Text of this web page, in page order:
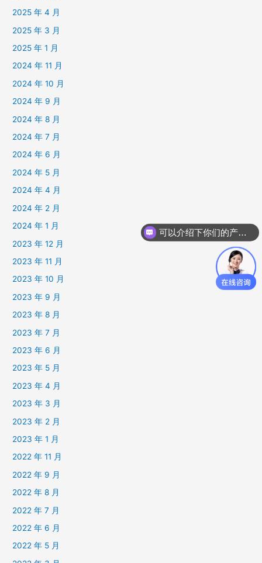
2025 年 4 月
2025 年 3 月
2025 年 1 月
2024 年 11 月
2024 年 10 月
2024 年 9 月
2024 年 8 月
2024 年 7 月
2024 年 6 月
2024 年 5 月
2024 年 4 月
2024 年 2 月
2024 年 1 月
2023 年 12 月
2023 年 11 月
2023 年 10 月
2023 年 9 月
2023 年 8 月
2023 年 7 月
2023 年 6 月
2023 年 5 月
2023 年 4 月
2023 年 3 月
2023 年 2 月
2023 年 1 月
2022 年 11 月
2022 年 9 月
2022 年 8 月
2022 年 7 月
2022 年 6 月
2022 年 5 月
可以介绍下你们的产品么